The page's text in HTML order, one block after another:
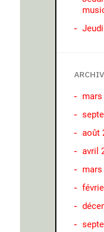
mars
août
avril
mars